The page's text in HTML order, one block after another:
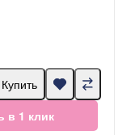
Купить
в 1 клик